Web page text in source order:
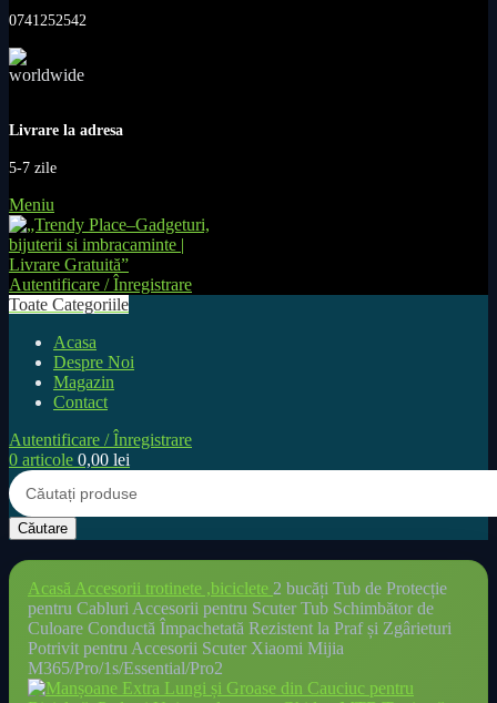
0741252542
Livrare la adresa
5-7 zile
Meniu
Autentificare / Înregistrare
Toate Categoriile
Acasa
Despre Noi
Magazin
Contact
Autentificare / Înregistrare
0 articole 0,00 lei
Căutare
Acasă Accesorii trotinete ,biciclete 2 bucăți Tub de Protecție
pentru Cabluri Accesorii pentru Scuter Tub Schimbător de
Culoare Conductă Împachetată Rezistent la Praf și Zgârieturi
Potrivit pentru Accesorii Scuter Xiaomi Mijia
M365/Pro/1s/Essential/Pro2